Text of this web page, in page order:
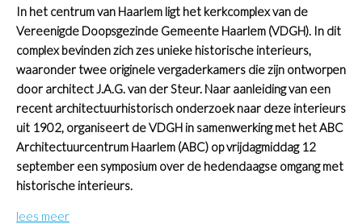
In het centrum van Haarlem ligt het kerkcomplex van de
Vereenigde Doopsgezinde Gemeente Haarlem (VDGH). In dit
complex bevinden zich zes unieke historische interieurs,
waaronder twee originele vergaderkamers die zijn ontworpen
door architect J.A.G. van der Steur. Naar aanleiding van een
recent architectuurhistorisch onderzoek naar deze interieurs
uit 1902, organiseert de VDGH in samenwerking met het ABC
Architectuurcentrum Haarlem (ABC) op vrijdagmiddag 12
september een symposium over de hedendaagse omgang met
historische interieurs.
lees meer